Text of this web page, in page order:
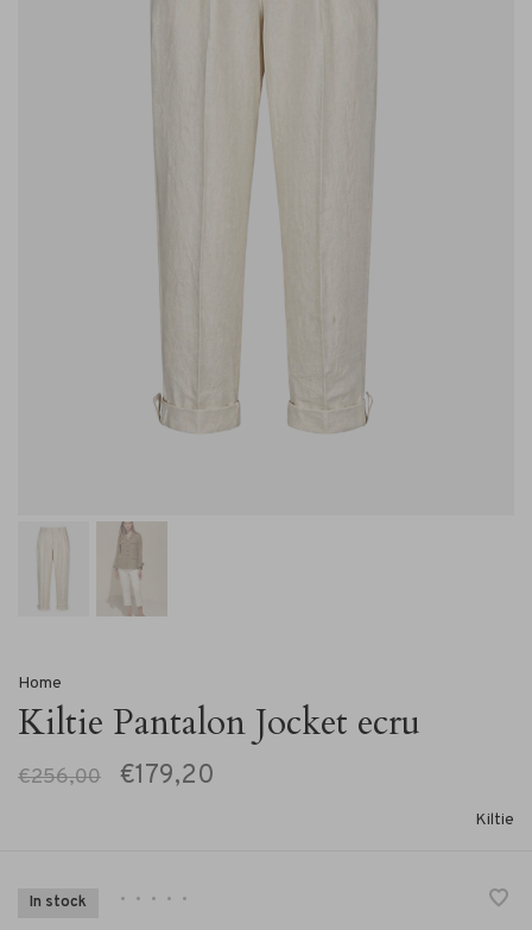
Home
Kiltie Pantalon Jocket ecru
€256,00 €179,20
Kiltie
In stock • • • • •